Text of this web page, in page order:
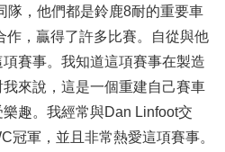
隊，他們都是鈴鹿8耐的重要車
，贏得了許多比賽。自從與他
賽事。我知道這項賽事在製造
來說，這是一個重建自己賽車
趣。我經常與Dan Linfoot交
冠軍，並且非常熱愛這項賽事。